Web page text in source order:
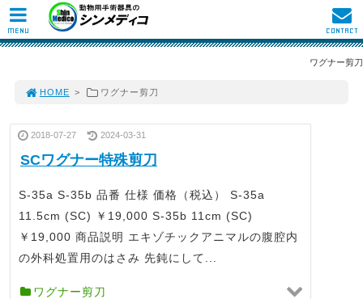
ワグナー剪刀
HOME > ワグナー剪刀
2018-07-27 2024-03-31
SCワグナー特殊剪刀
S-35a S-35b 品番 仕様 価格（税込） S-35a
11.5cm (SC) ￥19,000 S-35b 11cm (SC)
￥19,000 商品説明 エキゾチックアニマルの腹腔内
の外科処置用のはさみ 先鈍にして...
ワグナー剪刀
MENU CONTACT